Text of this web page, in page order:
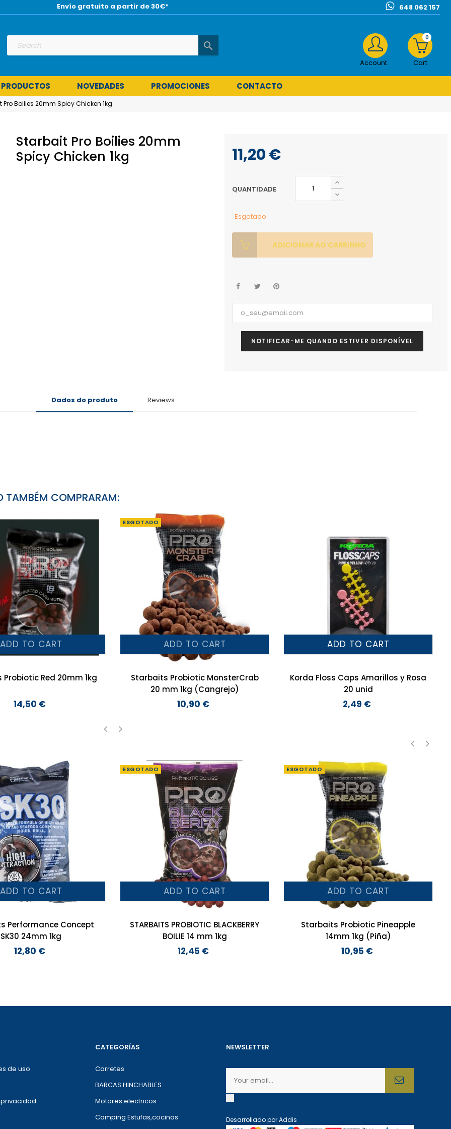
Envío gratuito a partir de 30€* 648 062 157
search
0
Cart
Account
NOVEDADES PROMOCIONES CONTACTO
Pro Boilies 20mm Spicy Chicken 1kg
Starbait Pro Boilies 20mm
Spicy Chicken 1kg
11,20 €
QUANTIDADE
Esgotado
ADICIONAR AO CARRINHO
NOTIFICAR-ME QUANDO ESTIVER DISPONÍVEL
Dados do produto Reviews
TAMBÉM COMPRARAM:
ADD TO CART
Red 20mm 1kg
Preço
14,50 €
ESGOTADO
ADD TO CART
Starbaits Probiotic MonsterCrab
20 mm 1kg (Cangrejo)
Preço
10,90 €
ADD TO CART
Korda Floss Caps Amarillos y Rosa
20 unid
Preço
2,49 €
ADD TO CART
Performance Concept
SK30 24mm 1kg
Preço
12,80 €
ESGOTADO
ADD TO CART
STARBAITS PROBIOTIC BLACKBERRY
BOILIE 14 mm 1kg
Preço
12,45 €
ESGOTADO
ADD TO CART
Starbaits Probiotic Pineapple
14mm 1kg (Piña)
Preço
10,95 €
de uso
CATEGORÍAS
Carretes
BARCAS HINCHABLES
Motores electricos
Camping Estufas,cocinas.
NEWSLETTER
Desarrollado porAddis